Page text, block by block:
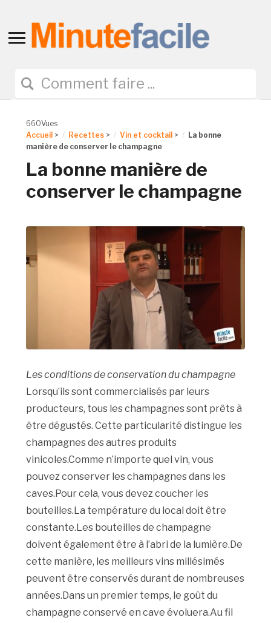
Toggle
navigation
660Vues
Accueil > Recettes > Vin et cocktail >
La bonne
manière de conserver le champagne
La bonne manière de
conserver le champagne
Les conditions de conservation du champagne
Lorsqu’ils sont commercialisés par leurs
producteurs, tous les champagnes sont prêts à
être dégustés. Cette particularité distingue les
champagnes des autres produits
vinicoles.Comme n’importe quel vin, vous
pouvez conserver les champagnes dans les
caves.Pour cela, vous devez coucher les
bouteilles.La température du local doit être
constante.Les bouteilles de champagne
doivent également être à l’abri de la lumière.De
cette manière, les meilleurs vins millésimés
peuvent être conservés durant de nombreuses
années.Dans un premier temps, le goût du
champagne conservé en cave évoluera.Au fil